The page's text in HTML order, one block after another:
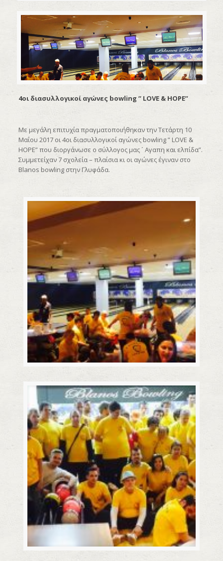
4οι διασυλλογικοί αγώνες bowling ” LOVE & HOPE”
Με μεγάλη επιτυχία πραγματοποιήθηκαν την Τετάρτη 10
Μαΐου 2017 οι 4οι διασυλλογικοί αγώνες bowling ” LOVE &
HOPE” που διοργάνωσε ο σύλλογος μας ´ Αγαπη και ελπίδα”.
Συμμετείχαν 7 σχολεία – πλαίσια κι οι αγώνες έγιναν στο
Blanos bowling στην Γλυφάδα.